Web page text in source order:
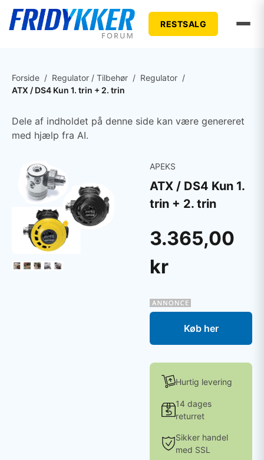
RESTSALG
Forside / Regulator / Tilbehør / Regulator /
ATX / DS4 Kun 1. trin + 2. trin
Dele af indholdet på denne side kan være genereret
med hjælp fra AI.
APEKS
ATX / DS4 Kun 1.
trin + 2. trin
3.365,00
kr
Køb her
Hurtig levering
14 dages
returret
Sikker handel
med SSL